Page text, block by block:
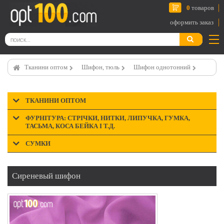
0 товаров
оформить заказ
Тканини оптом Шифон, тюль Шифон однотонний
ТКАНИНИ ОПТОМ
ФУРНІТУРА: СТРІЧКИ, НИТКИ, ЛИПУЧКА, ГУМКА,
ТАСЬМА, КОСА БЕЙКА І Т.Д.
СУМКИ
Сиреневый шифон